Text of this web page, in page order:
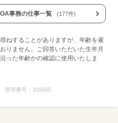
する
事務の仕事一覧 (177件)
ねすることがありますが、年齢を雇
りません。ご回答いただいた生年月
った年齢かの確認に使用いたしま
管理番号： 159565